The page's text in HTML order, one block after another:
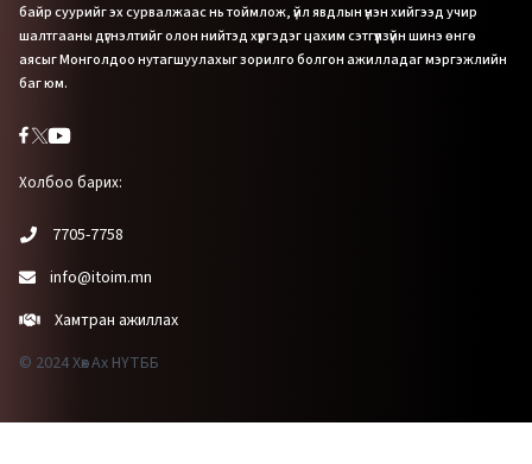
байр суурийг эх сурвалжаас нь тоймлож, үйл явдлын үнэн хийгээд учир
шалтгааны дүгнэлтийг олон нийтэд хүргэдэг цахим сэтгүүлзүйн шинэ өнгө
аясыг Монголдоо нутагшуулахыг зорилго болгон ажилладаг мэргэжлийн
баг юм.
Холбоо барих:
7705-7758
info@itoim.mn
Хамтран ажиллах
© 2024 Хөх Ах НҮТББ